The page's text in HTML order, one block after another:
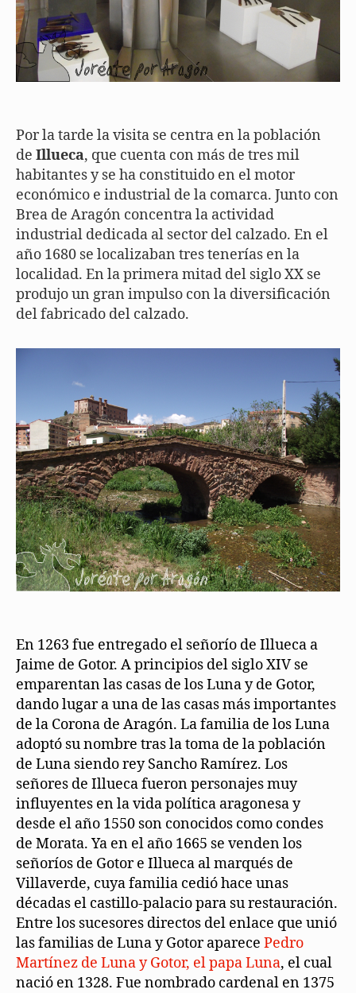
Por la tarde la visita se centra en la población
de Illueca, que cuenta con más de tres mil
habitantes y se ha constituido en el motor
económico e industrial de la comarca. Junto con
Brea de Aragón concentra la actividad
industrial dedicada al sector del calzado. En el
año 1680 se localizaban tres tenerías en la
localidad. En la primera mitad del siglo XX se
produjo un gran impulso con la diversificación
del fabricado del calzado.
En 1263 fue entregado el señorío de Illueca a
Jaime de Gotor. A principios del siglo XIV se
emparentan las casas de los Luna y de Gotor,
dando lugar a una de las casas más importantes
de la Corona de Aragón. La familia de los Luna
adoptó su nombre tras la toma de la población
de Luna siendo rey Sancho Ramírez. Los
señores de Illueca fueron personajes muy
influyentes en la vida política aragonesa y
desde el año 1550 son conocidos como condes
de Morata. Ya en el año 1665 se venden los
señoríos de Gotor e Illueca al marqués de
Villaverde, cuya familia cedió hace unas
décadas el castillo-palacio para su restauración.
Entre los sucesores directos del enlace que unió
las familias de Luna y Gotor aparece Pedro
Martínez de Luna y Gotor, el papa Luna, el cual
nació en 1328. Fue nombrado cardenal en 1375